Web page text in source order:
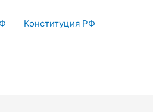
Конституция РФ